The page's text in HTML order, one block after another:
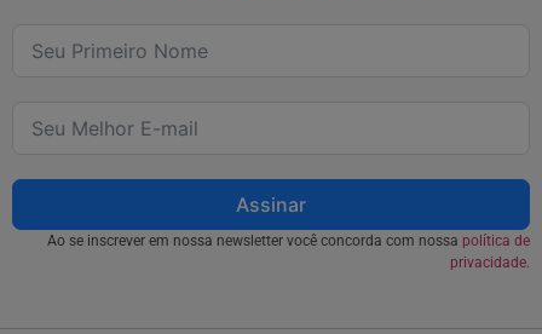
Assinar
Ao se inscrever em nossa newsletter você concorda com nossa política de
privacidade.